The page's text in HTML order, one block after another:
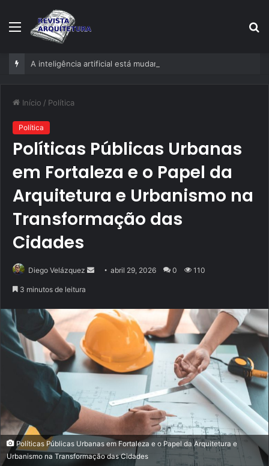
Menu
Início / Política
Política
Políticas Públicas Urbanas
em Fortaleza e o Papel da
Arquitetura e Urbanismo na
Transformação das
Cidades
Diego Velázquez
Mande
mail
abril 29, 2026 0 110
3 minutos de leitura
Políticas Públicas Urbanas em Fortaleza e o Papel da Arquitetura e
Urbanismo na Transformação das Cidades